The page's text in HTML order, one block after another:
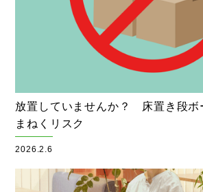
放置していませんか？ 床置き段ボ
まねくリスク
2026.2.6